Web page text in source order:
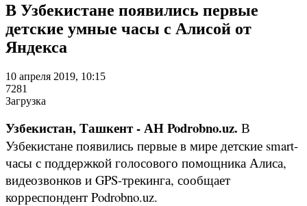
В Узбекистане появились первые
детские умные часы с Алисой от
Яндекса
10 апреля 2019, 10:15
7281
Загрузка
Узбекистан, Ташкент - АН Podrobno.uz. В
Узбекистане появились первые в мире детские smart-
часы с поддержкой голосового помощника Алиса,
видеозвонков и GPS-трекинга, сообщает
корреспондент Podrobno.uz.